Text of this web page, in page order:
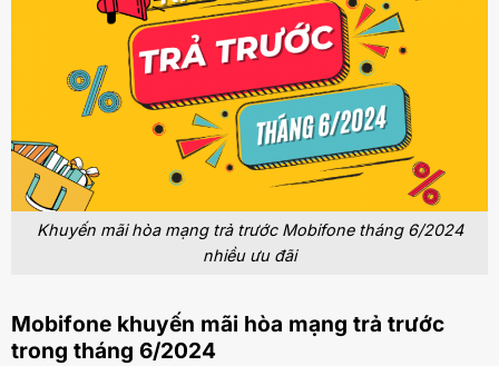
Khuyến mãi hòa mạng trả trước Mobifone tháng 6/2024
nhiều ưu đãi
Mobifone khuyến mãi hòa mạng trả trước
trong tháng 6/2024